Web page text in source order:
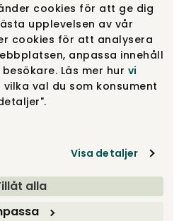
cookies för att ge dig
upplevelsen av vår
cookies för att analysera
anpassa innehåll
Läs mer hur vi
vilka val du som konsument
Visa detaljer
alla
valnød 6 000 kr
6 000 kr
flere +1